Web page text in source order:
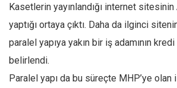
Kasetlerin yayınlandığı internet sitesinin
yaptığı ortaya çıktı. Daha da ilginci
paralel yapıya yakın bir iş adamının
belirlendi.
Paralel yapı da bu süreçte MHP’ye